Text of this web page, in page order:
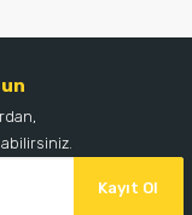
Kayıt Ol